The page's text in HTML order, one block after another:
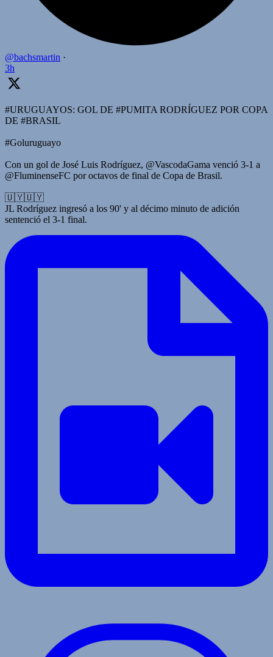
@bachsmartin ·
3h
#URUGUAYOS: GOL DE #PUMITA RODRÍGUEZ POR COPA
DE #BRASIL
#Goluruguayo
Con un gol de José Luis Rodríguez, @VascodaGama venció 3-1 a
@FluminenseFC por octavos de final de Copa de Brasil.
🇺🇾🇺🇾
JL Rodríguez ingresó a los 90' y al décimo minuto de adición
sentenció el 3-1 final.